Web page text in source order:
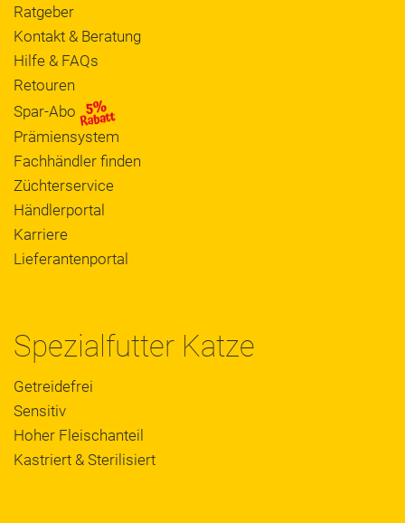
Ratgeber
Kontakt & Beratung
Hilfe & FAQs
Retouren
Spar-Abo
Prämiensystem
Fachhändler finden
Züchterservice
Händlerportal
Karriere
Lieferantenportal
Spezialfutter Katze
Getreidefrei
Sensitiv
Hoher Fleischanteil
Kastriert & Sterilisiert